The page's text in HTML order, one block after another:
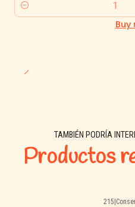
Quantity
Buy
TAMBIÉN PODRÍA
Productos
215